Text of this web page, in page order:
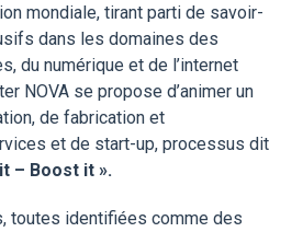
mondiale, tirant parti de savoir-
dans les domaines des
du numérique et de l’internet
NOVA se propose d’animer un
de fabrication et
et de start-up, processus dit
– Boost it ».
toutes identifiées comme des